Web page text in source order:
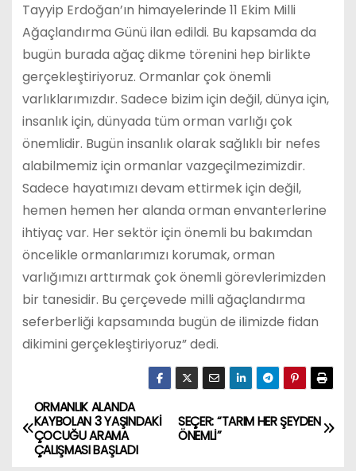
Tayyip Erdoğan’ın himayelerinde 11 Ekim Milli
Ağaçlandırma Günü ilan edildi. Bu kapsamda da
bugün burada ağaç dikme törenini hep birlikte
gerçekleştiriyoruz. Ormanlar çok önemli
varlıklarımızdır. Sadece bizim için değil, dünya için,
insanlık için, dünyada tüm orman varlığı çok
önemlidir. Bugün insanlık olarak sağlıklı bir nefes
alabilmemiz için ormanlar vazgeçilmezimizdir.
Sadece hayatımızı devam ettirmek için değil,
hemen hemen her alanda orman envanterlerine
ihtiyaç var. Her sektör için önemli bu bakımdan
öncelikle ormanlarımızı korumak, orman
varlığımızı arttırmak çok önemli görevlerimizden
bir tanesidir. Bu çerçevede milli ağaçlandırma
seferberliği kapsamında bugün de ilimizde fidan
dikimini gerçekleştiriyoruz” dedi.
Y
a
SEÇER: “TARIM HER ŞEYDEN
ÖNEMLİ”
ORMANLIK ALANDA
KAYBOLAN 3 YAŞINDAKİ
ÇOCUĞU ARAMA
ÇALIŞMASI BAŞLADI